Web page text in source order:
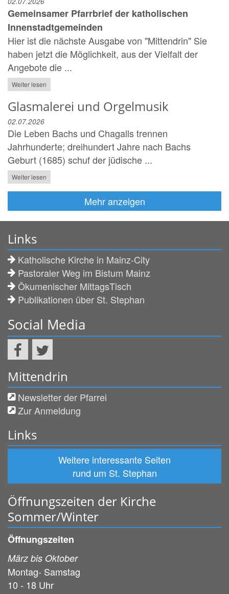
Gemeinsamer Pfarrbrief der katholischen
Innenstadtgemeinden
Hier ist die nächste Ausgabe von "Mittendrin" Sie
haben jetzt die Möglichkeit, aus der Vielfalt der
Angebote die ...
Weiter lesen
Glasmalerei und Orgelmusik
02.07.2026
Die Leben Bachs und Chagalls trennen
Jahrhunderte; dreihundert Jahre nach Bachs
Geburt (1685) schuf der jüdische ...
Weiter lesen
Mehr anzeigen
Links
Katholische Kirche in Mainz-City
Pastoraler Weg im Bistum Mainz
Ökumenischer MittagsTisch
Publikationen über St. Stephan
Social Media
Mittendrin
Newsletter der Pfarrei
Zur Anmeldung
Links
Weitere interessante Seiten
rund um St. Stephan
Öffnungszeiten der Kirche
Sommer/Winter
Öffnungszeiten
März bis Oktober
Montag- Samstag
10 - 18 Uhr